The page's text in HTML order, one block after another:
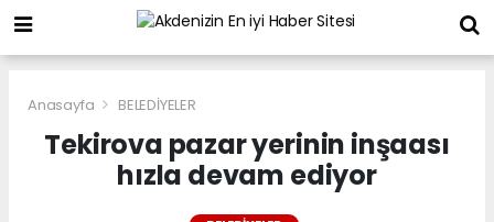
Anasayfa BELEDİYELER
Tekirova pazar yerinin inşaası
hızla devam ediyor